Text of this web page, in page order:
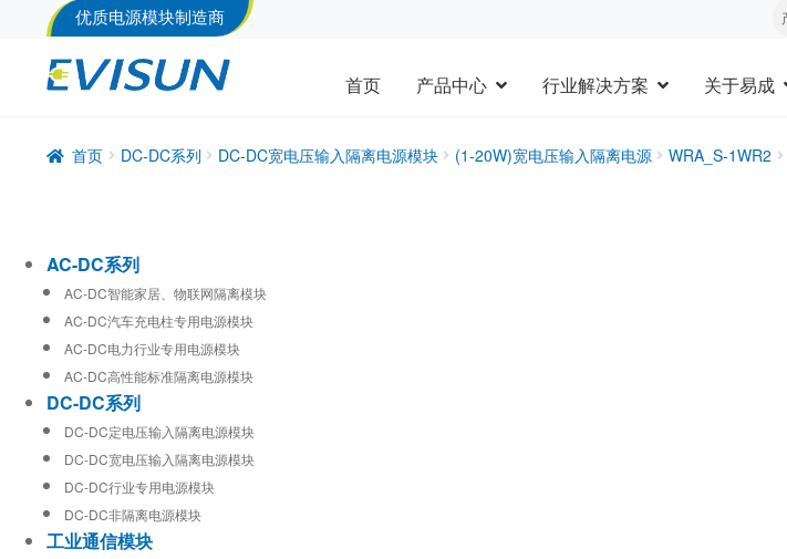
优质电源模块制造商
首页 产品中心 行业解决方案 关于易成
首页 DC-DC系列 DC-DC宽电压输入隔离电源模块 (1-20W)宽电压输入隔离电源 WRA_S-1WR2
AC-DC系列
AC-DC智能家居、物联网隔离模块
AC-DC汽车充电柱专用电源模块
AC-DC电力行业专用电源模块
AC-DC高性能标准隔离电源模块
DC-DC系列
DC-DC定电压输入隔离电源模块
DC-DC宽电压输入隔离电源模块
DC-DC行业专用电源模块
DC-DC非隔离电源模块
工业通信模块